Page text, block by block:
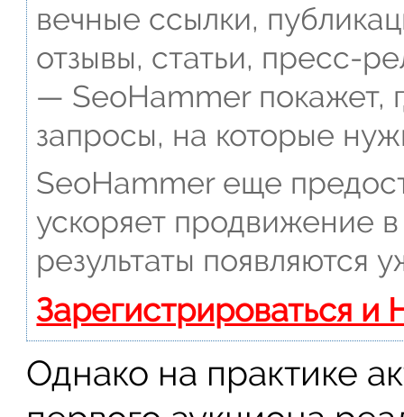
вечные ссылки,
отзывы, статьи, пресс-
— SeoHammer покажет,
запросы, на которые
SeoHammer еще
ускоряет продвижение
результаты появляются
Зарегистрироваться и
Однако на практике